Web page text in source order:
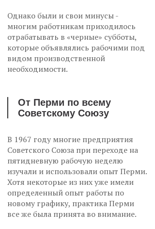
Однако были и свои минусы -
многим работникам приходилось
отрабатывать в «черные» субботы,
которые объявлялись рабочими под
видом производственной
необходимости.
От Перми по всему
Советскому Союзу
В 1967 году многие предприятия
Советского Союза при переходе на
пятидневную рабочую неделю
изучали и использовали опыт Перми.
Хотя некоторые из них уже имели
определенный опыт работы по
новому графику, практика Перми
все же была принята во внимание.